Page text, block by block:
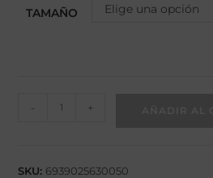
TAMAÑO Elige una opción
- +
SKU: 6939025630050